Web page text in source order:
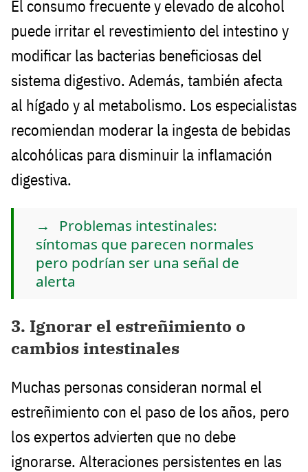
El consumo frecuente y elevado de alcohol
puede irritar el revestimiento del intestino y
modificar las bacterias beneficiosas del
sistema digestivo. Además, también afecta
al hígado y al metabolismo. Los especialistas
recomiendan moderar la ingesta de bebidas
alcohólicas para disminuir la inflamación
digestiva.
Problemas intestinales:
síntomas que parecen normales
pero podrían ser una señal de
alerta
3. Ignorar el estreñimiento o
cambios intestinales
Muchas personas consideran normal el
estreñimiento con el paso de los años, pero
los expertos advierten que no debe
ignorarse. Alteraciones persistentes en las